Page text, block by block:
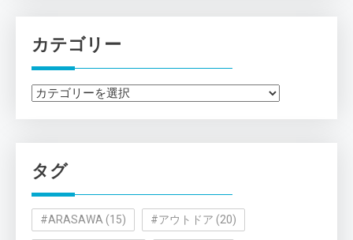
カテゴリー
カ
ー
タグ
#ARASAWA (15) #アウトドア (20)